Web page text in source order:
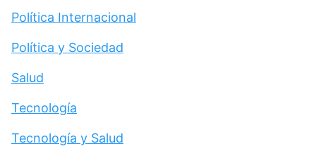
Política Internacional
Política y Sociedad
Salud
Tecnología
Tecnología y Salud